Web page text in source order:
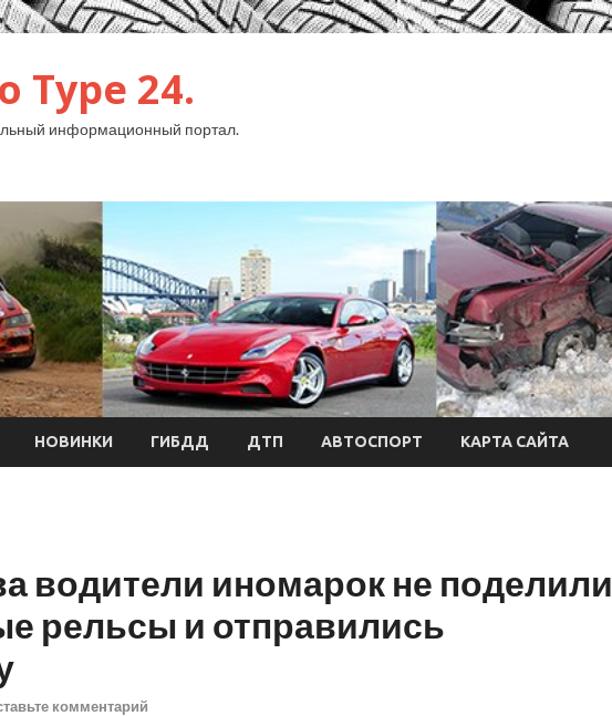
Type 24.
информационный портал.
НОВИНКИ ГИБДД ДТП АВТОСПОРТ КАРТА САЙТА
водители иномарок не поделили
рельсы и отправились
комментарий